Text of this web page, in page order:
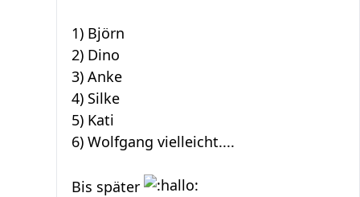
1) Björn
2) Dino
3) Anke
4) Silke
5) Kati
6) Wolfgang vielleicht....
Bis später